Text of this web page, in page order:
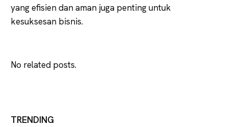
yang efisien dan aman juga penting untuk
kesuksesan bisnis.
No related posts.
TRENDING